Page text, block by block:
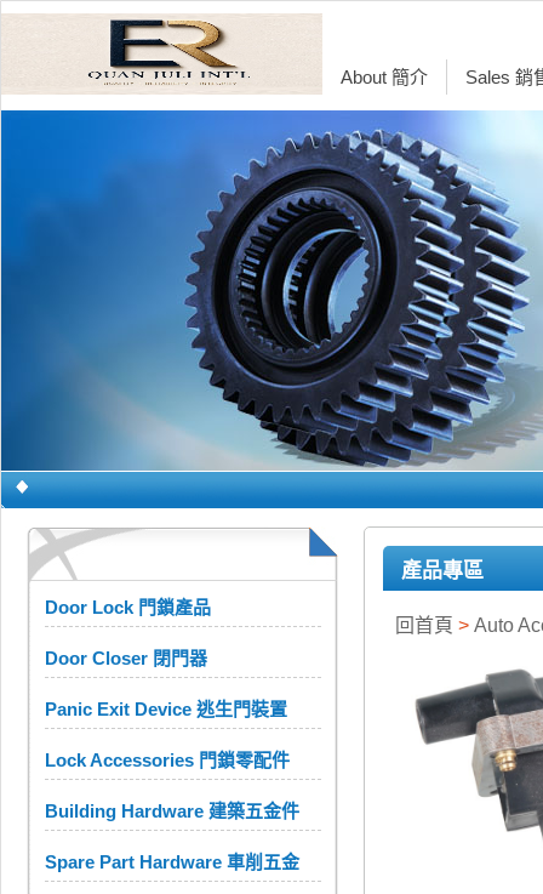
About 簡介 Sales 銷
Door Lock 門鎖產品
Door Closer 閉門器
Panic Exit Device 逃生門裝置
Lock Accessories 門鎖零配件
Building Hardware 建築五金件
Spare Part Hardware 車削五金
產品專區
回首頁 > Auto